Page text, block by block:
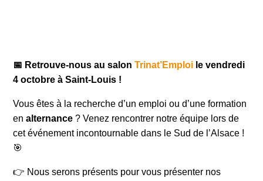
📅 Retrouve-nous au salonTrinat’Emploi le vendredi
4 octobre à Saint-Louis !
Vous êtes à la recherche d’un emploi ou d’une formation
enalternance ? Venez rencontrer notre équipe lors de
cet événement incontournable dans le Sud de l’Alsace !
🎯
👉 Nous serons présents pour vous présenter nos